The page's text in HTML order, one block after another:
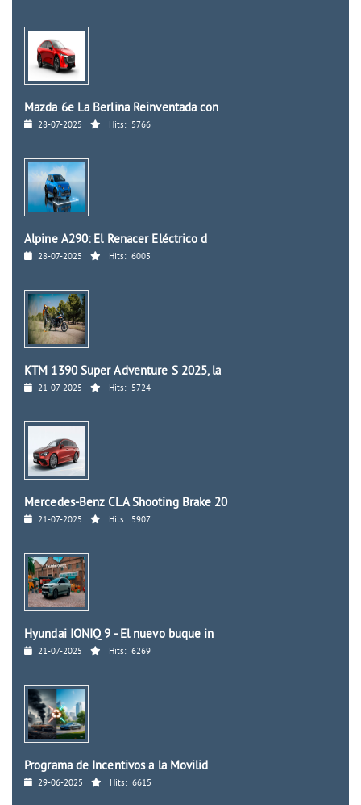
Mazda 6e La Berlina Reinventada con
28-07-2025 Hits: 5766
Alpine A290: El Renacer Eléctrico d
28-07-2025 Hits: 6005
KTM 1390 Super Adventure S 2025, la
21-07-2025 Hits: 5724
Mercedes-Benz CLA Shooting Brake 20
21-07-2025 Hits: 5907
Hyundai IONIQ 9 - El nuevo buque in
21-07-2025 Hits: 6269
Programa de Incentivos a la Movilid
29-06-2025 Hits: 6615